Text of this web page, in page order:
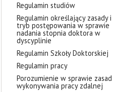
Regulamin studiów
Regulamin określający zasady i
tryb postępowania w sprawie
nadania stopnia doktora w
dyscyplinie
Regulamin Szkoły Doktorskiej
Regulamin pracy
Porozumienie w sprawie zasad
wykonywania pracy zdalnej